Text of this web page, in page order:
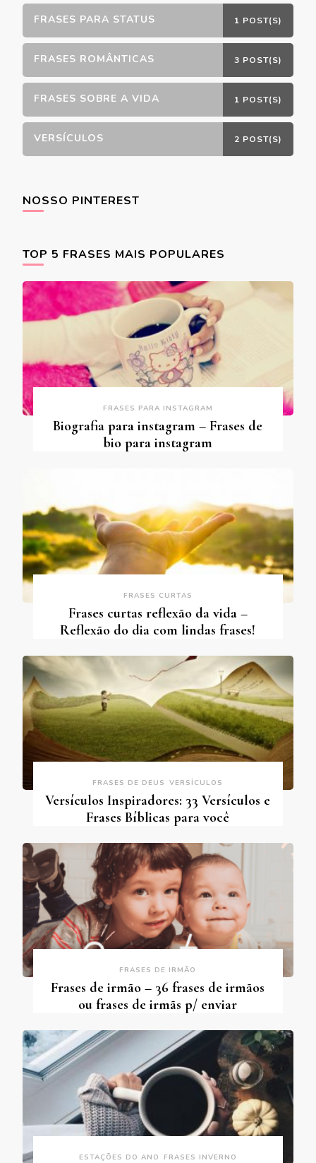
FRASES PARA STATUS 1 POST(S)
FRASES ROMÂNTICAS 3 POST(S)
FRASES SOBRE A VIDA 1 POST(S)
VERSÍCULOS 2 POST(S)
NOSSO PINTEREST
TOP 5 FRASES MAIS POPULARES
FRASES PARA INSTAGRAM
Biografia para instagram – Frases de
bio para instagram
FRASES CURTAS
Frases curtas reflexão da vida –
Reflexão do dia com lindas frases!
FRASES DE DEUS VERSÍCULOS
Versículos Inspiradores: 33 Versículos e
Frases Bíblicas para você
FRASES DE IRMÃO
Frases de irmão – 36 frases de irmãos
ou frases de irmãs p/ enviar
ESTAÇÕES DO ANO FRASES INVERNO